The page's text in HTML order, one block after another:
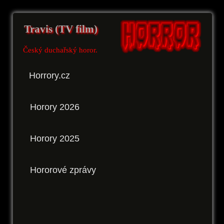
Travis (TV film)
Český duchařský horor.
Horrory.cz
Horory 2026
Horory 2025
Hororové zprávy